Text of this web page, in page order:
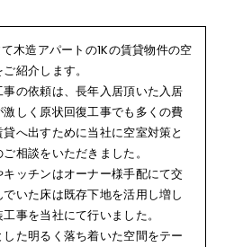
木造アパートの1Kの賃貸物件の空
紹介します。
の依頼は、長年入居頂いた入居
しく原状回復工事でも多くの費
貸へ出すために当社に空室対策と
ご相談をいただきました。
ッチンはオーナー様手配にて交
いた床は既存下地を活用し増し
事を当社にて行いました。
た明るく落ち着いた空間をテー